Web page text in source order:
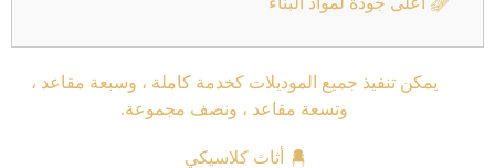
يمكن تنفيذ جميع الموديلات كخدمة كاملة ، وسبعة مقاعد ،
وتسعة مقاعد ، ونصف مجموعة.
أثاث كلاسيكي